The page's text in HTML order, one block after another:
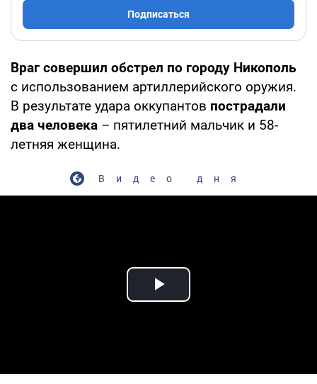
Подписаться
Враг совершил обстрел по городу Никополь
с использованием артиллерийского оружия.
В результате удара оккупантов пострадали
два человека – пятилетний мальчик и 58-
летняя женщина.
Видео дня
Play Video